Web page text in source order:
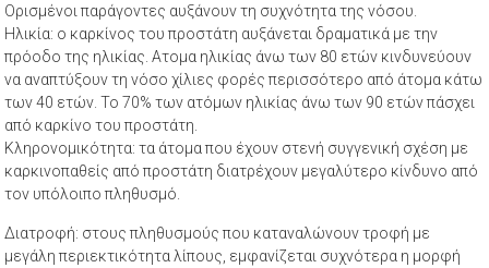
Ορισμένοι παράγοντες αυξάνουν τη συχνότητα της νόσου.
Ηλικία: ο καρκίνος του προστάτη αυξάνεται δραματικά με την
πρόοδο της ηλικίας. Ατομα ηλικίας άνω των 80 ετών κινδυνεύουν
να αναπτύξουν τη νόσο χίλιες φορές περισσότερο από άτομα κάτω
των 40 ετών. Το 70% των ατόμων ηλικίας άνω των 90 ετών πάσχει
από καρκίνο του προστάτη.
Κληρονομικότητα: τα άτομα που έχουν στενή συγγενική σχέση με
καρκινοπαθείς από προστάτη διατρέχουν μεγαλύτερο κίνδυνο από
τον υπόλοιπο πληθυσμό.
Διατροφή: στους πληθυσμούς που καταναλώνουν τροφή με
μεγάλη περιεκτικότητα λίπους, εμφανίζεται συχνότερα η μορφή